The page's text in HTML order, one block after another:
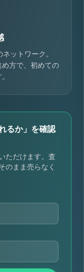
ットワーク。
方で、初めての
るか」を確認
ただけます。査
のまま売らなく